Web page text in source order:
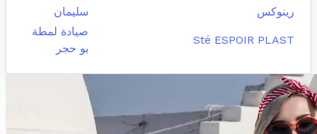
رينوكس سليمان
Sté ESPOIR PLAST
صيادة لمطة
بو حجر